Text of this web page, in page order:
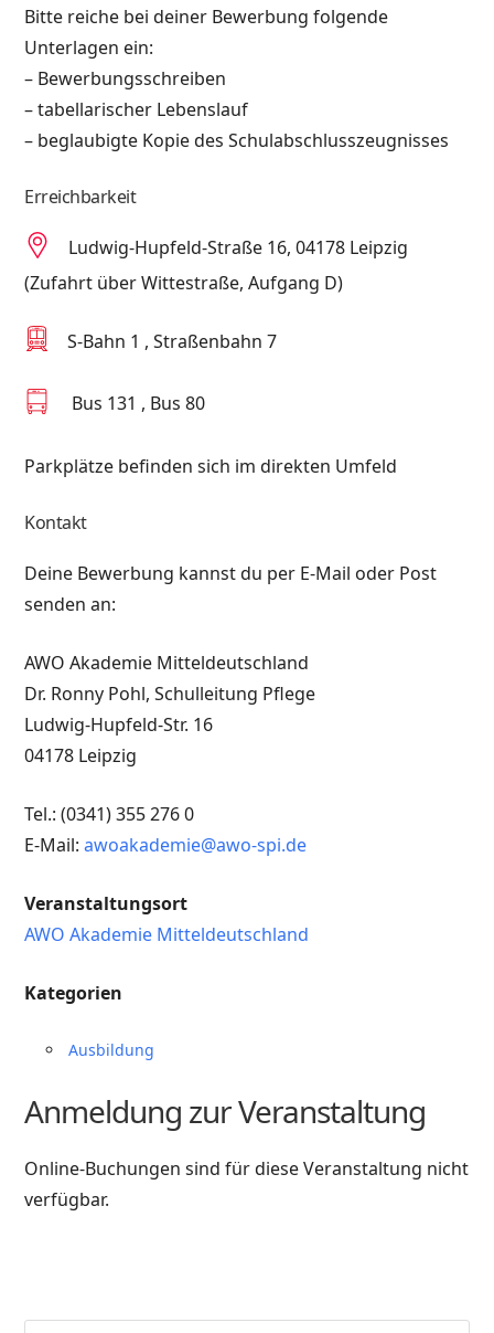
Bitte reiche bei deiner Bewerbung folgende
Unterlagen ein:
– Bewerbungsschreiben
– tabellarischer Lebenslauf
– beglaubigte Kopie des Schulabschlusszeugnisses
Erreichbarkeit
Ludwig-Hupfeld-Straße 16, 04178 Leipzig
(Zufahrt über Wittestraße, Aufgang D)
S-Bahn 1 , Straßenbahn 7
Bus 131 , Bus 80
Parkplätze befinden sich im direkten Umfeld
Kontakt
Deine Bewerbung kannst du per E-Mail oder Post
senden an:
AWO Akademie Mitteldeutschland
Dr. Ronny Pohl, Schulleitung Pflege
Ludwig-Hupfeld-Str. 16
04178 Leipzig
Tel.: (0341) 355 276 0
E-Mail:awoakademie@awo-spi.de
Veranstaltungsort
AWO Akademie Mitteldeutschland
Kategorien
Ausbildung
Anmeldung zur Veranstaltung
Online-Buchungen sind für diese Veranstaltung nicht
verfügbar.